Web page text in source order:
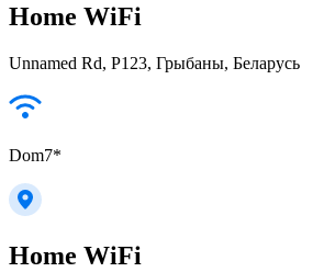
Home WiFi
Unnamed Rd, Р123, Грыбаны, Беларусь
Dom7*
Home WiFi